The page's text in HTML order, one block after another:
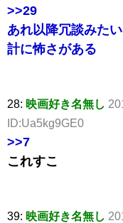
>>29
あれ以降冗談みた
計に怖さがある
28: 映画好き名無し
ID:Ua5kg9GE0
>>7
これすこ
39: 映画好き名無し